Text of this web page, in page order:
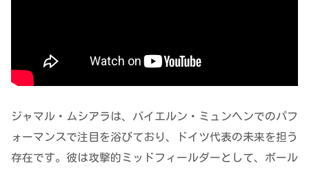
ジャマル・ムシアラは、バイエルン・ミュンヘンでのパフ
ォーマンスで注目を浴びており、ドイツ代表の未来を担う
存在です。彼は攻撃的ミッドフィールダーとして、ボール